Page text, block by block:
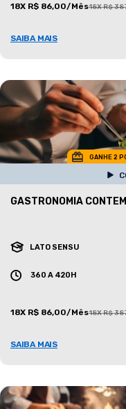
18X R$ 86,00/Mês18X R$
SAIBA MAIS
GANHE 2
GASTRONOMIA
LATO SENSU
360 A 420H
18X R$ 86,00/Mês18X R$
SAIBA MAIS